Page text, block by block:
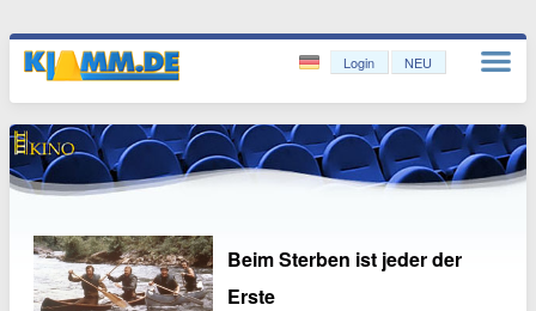
Login NEU
Beim Sterben ist jeder der
Erste